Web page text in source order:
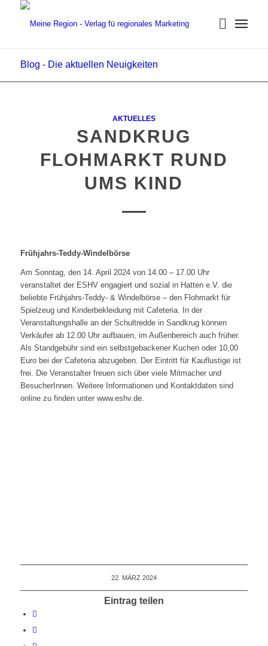
Blog - Die aktuellen Neuigkeiten
AKTUELLES
SANDKRUG
FLOHMARKT RUND
UMS KIND
Frühjahrs-Teddy-Windelbörse
Am Sonntag, den 14. April 2024 von 14.00 – 17.00 Uhr
veranstaltet der ESHV engagiert und sozial in Hatten e.V. die
beliebte Frühjahrs-Teddy- & Windelbörse – den Flohmarkt für
Spielzeug und Kinderbekleidung mit Cafeteria. In der
Veranstaltungshalle an der Schultredde in Sandkrug können
Verkäufer ab 12.00 Uhr aufbauen, im Außenbereich auch früher.
Als Standgebühr sind ein selbstgebackener Kuchen oder 10,00
Euro bei der Cafeteria abzugeben. Der Eintritt für Kauflustige ist
frei. Die Veranstalter freuen sich über viele Mitmacher und
BesucherInnen. Weitere Informationen und Kontaktdaten sind
online zu finden unter www.eshv.de.
22. MÄRZ 2024
Eintrag teilen